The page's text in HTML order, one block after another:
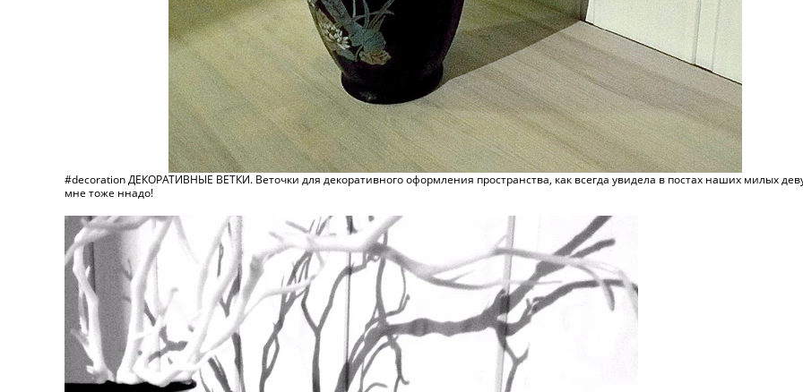
#decoration ДЕКОРАТИВНЫЕ ВЕТКИ. Веточки для декоративного оформления пространства, как всегда увидела в постах наших милых
мне тоже ннадо!